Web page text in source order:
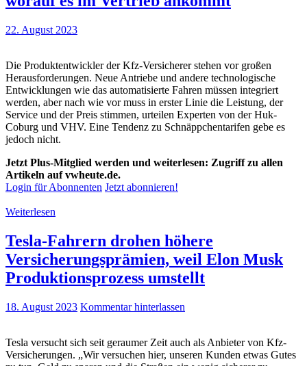
22. August 2023
Die Produktentwickler der Kfz-Versicherer stehen vor großen
Herausforderungen. Neue Antriebe und andere technologische
Entwicklungen wie das automatisierte Fahren müssen integriert
werden, aber nach wie vor muss in erster Linie die Leistung, der
Service und der Preis stimmen, urteilen Experten von der Huk-
Coburg und VHV. Eine Tendenz zu Schnäppchentarifen gebe es
jedoch nicht.
Jetzt Plus-Mitglied werden und weiterlesen: Zugriff zu allen
Artikeln auf vwheute.de.
Login für Abonnenten Jetzt abonnieren!
Weiterlesen
Tesla-Fahrern drohen höhere
Versicherungsprämien, weil Elon Musk
Produktionsprozess umstellt
18. August 2023 Kommentar hinterlassen
Tesla versucht sich seit geraumer Zeit auch als Anbieter von Kfz-
Versicherungen. „Wir versuchen hier, unseren Kunden etwas Gutes